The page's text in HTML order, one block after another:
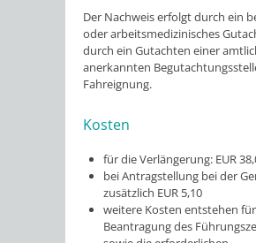
Der Nachweis erfolgt durch ein
oder arbeitsmedizinisches
durch ein Gutachten einer
anerkannten
Fahreignung.
Kosten
für die Verlängerung: EUR
bei Antragstellung bei der
zusätzlich EUR 5,10
weitere Kosten entstehen
Beantragung des